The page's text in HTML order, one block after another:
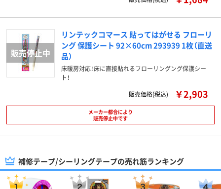
リンテックコマース 貼ってはがせる フローリ
ング 保護シート 92×60cm 293939 1枚（直送
品）
床暖房対応！床に直接貼れるフローリングング保護シー
ト！
販売価格(税込)
￥2,903
メーカー都合により
販売停止中です
補修テープ/シーリングテープの売れ筋ランキング